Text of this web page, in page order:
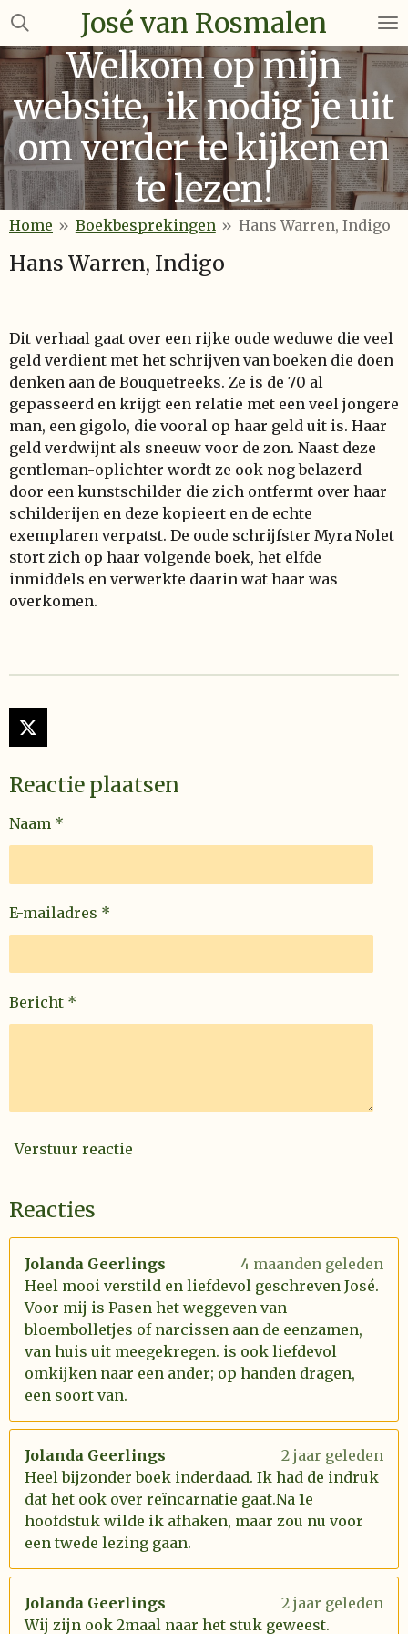
Ga
naar
de
hoofdinhoud
José van Rosmalen
Welkom op mijn
website, ik nodig je uit
om verder te kijken en
te lezen!
Home » Boekbesprekingen » Hans Warren, Indigo
Hans Warren, Indigo
Dit verhaal gaat over een rijke oude weduwe die veel
geld verdient met het schrijven van boeken die doen
denken aan de Bouquetreeks. Ze is de 70 al
gepasseerd en krijgt een relatie met een veel jongere
man, een gigolo, die vooral op haar geld uit is. Haar
geld verdwijnt als sneeuw voor de zon. Naast deze
gentleman-oplichter wordt ze ook nog belazerd
door een kunstschilder die zich ontfermt over haar
schilderijen en deze kopieert en de echte
exemplaren verpatst. De oude schrijfster Myra Nolet
stort zich op haar volgende boek, het elfde
inmiddels en verwerkte daarin wat haar was
overkomen.
X
Reactie plaatsen
Naam *
E-mailadres *
Bericht *
Verstuur reactie
Reacties
Jolanda Geerlings
4 maanden geleden
Heel mooi verstild en liefdevol geschreven José.
Voor mij is Pasen het weggeven van
bloembolletjes of narcissen aan de eenzamen,
van huis uit meegekregen. is ook liefdevol
omkijken naar een ander; op handen dragen,
een soort van.
Jolanda Geerlings
2 jaar geleden
Heel bijzonder boek inderdaad. Ik had de indruk
dat het ook over reïncarnatie gaat.Na 1e
hoofdstuk wilde ik afhaken, maar zou nu voor
een twede lezing gaan.
Jolanda Geerlings
2 jaar geleden
Wij zijn ook 2maal naar het stuk geweest.